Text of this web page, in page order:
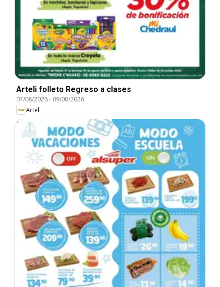
Arteli folleto Regreso a clases
07/08/2026- 09/08/2026
Arteli